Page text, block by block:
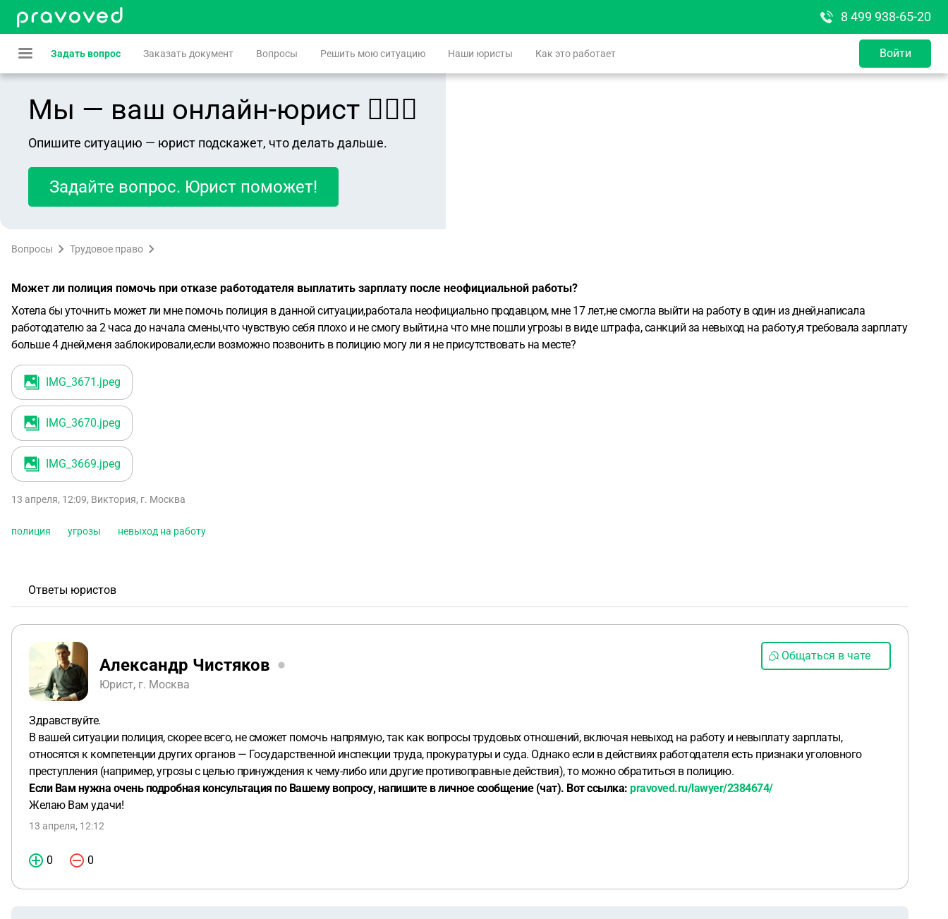
8 499 938-65-20
Задать вопрос Заказать документ Вопросы Решить мою ситуацию Наши юристы Как это работает Войти
Мы — ваш онлайн-юрист 👨🏻‍⚖️
Опишите ситуацию — юрист подскажет, что делать дальше.
Задайте вопрос. Юрист поможет!
Вопросы Трудовое право
Может ли полиция помочь при отказе работодателя выплатить зарплату после неофициальной работы?
Хотела бы уточнить может ли мне помочь полиция в данной ситуации,работала неофициально продавцом, мне 17 лет,не смогла выйти на работу в один из дней,написала
работодателю за 2 часа до начала смены,что чувствую себя плохо и не смогу выйти,на что мне пошли угрозы в виде штрафа, санкций за невыход на работу,я требовала зарплату
больше 4 дней,меня заблокировали,если возможно позвонить в полицию могу ли я не присутствовать на месте?
IMG_3671 .jpeg
IMG_3670.jpeg
IMG_3669.jpeg
13 апреля, 12:09, Виктория, г. Москва
полиция угрозы невыход на работу
Ответы юристов
Александр Чистяков
Юрист, г. Москва
Общаться в чате
Здравствуйте.
В вашей ситуации полиция, скорее всего, не сможет помочь напрямую, так как вопросы трудовых отношений, включая невыход на работу и невыплату зарплаты,
относятся к компетенции других органов — Государственной инспекции труда, прокуратуры и суда. Однако если в действиях работодателя есть признаки уголовного
преступления (например, угрозы с целью принуждения к чему-либо или другие противоправные действия), то можно обратиться в полицию.
Если Вам нужна очень подробная консультация по Вашему вопросу, напишите в личное сообщение (чат). Вот ссылка: pravoved.ru/lawyer/2384674/
Желаю Вам удачи!
13 апреля, 12:12
0 0